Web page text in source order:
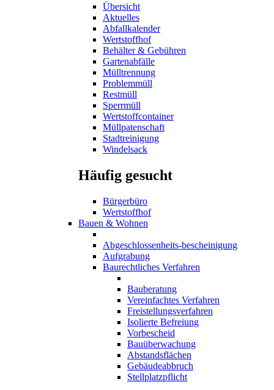
Übersicht
Aktuelles
Abfallkalender
Wertstoffhof
Behälter & Gebühren
Gartenabfälle
Mülltrennung
Problemmüll
Restmüll
Sperrmüll
Wertstoffcontainer
Müllpatenschaft
Stadtreinigung
Windelsack
Häufig gesucht
Bürgerbüro
Wertstoffhof
Bauen & Wohnen
Abgeschlossenheits-bescheinigung
Aufgrabung
Baurechtliches Verfahren
Bauberatung
Vereinfachtes Verfahren
Freistellungsverfahren
Isolierte Befreiung
Vorbescheid
Bauüberwachung
Abstandsflächen
Gebäudeabbruch
Stellplatzpflicht